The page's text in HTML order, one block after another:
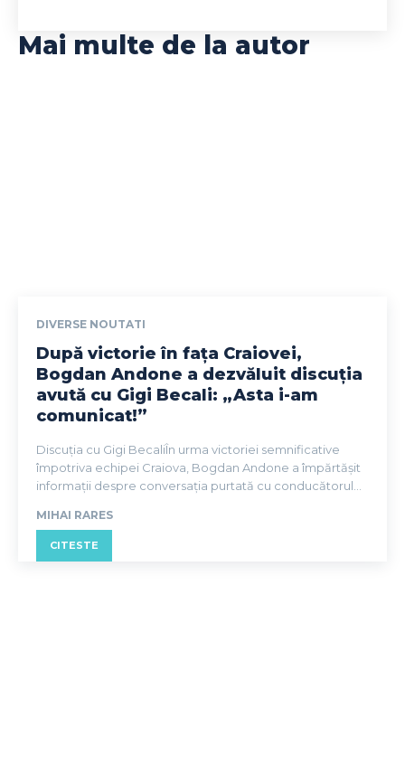
Mai multe de la autor
DIVERSE NOUTATI
După victorie în fața Craiovei,
Bogdan Andone a dezvăluit discuția
avută cu Gigi Becali: „Asta i-am
comunicat!”
Discuția cu Gigi BecaliÎn urma victoriei semnificative
împotriva echipei Craiova, Bogdan Andone a împărtășit
informații despre conversația purtată cu conducătorul...
MIHAI RARES
CITESTE